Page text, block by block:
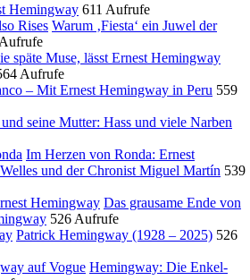
Hemingway 611 Aufrufe
Warum ‚Fiesta‘ ein Juwel der
späte Muse, lässt Ernest Hemingway
Aufrufe
– Mit Ernest Hemingway in Peru 559
seine Mutter: Hass und viele Narben
Im Herzen von Ronda: Ernest
und der Chronist Miguel Martín 539
Das grausame Ende von
526 Aufrufe
Patrick Hemingway (1928 – 2025) 526
Hemingway: Die Enkel-